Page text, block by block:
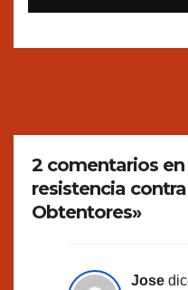
2 comentarios en
resistencia
Obtentores»
Jose